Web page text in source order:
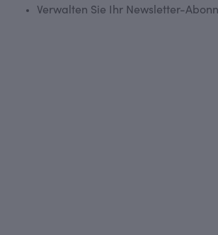
Verwalten Sie Ihr Newsletter-